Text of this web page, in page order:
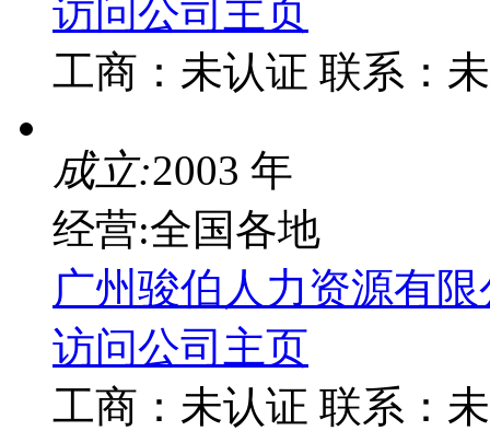
访问公司主页
工商： 未认证 联系：
成立:2003 年
经营:全国各地
广州骏伯人力资源有
访问公司主页
工商： 未认证 联系：